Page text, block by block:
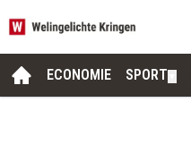
ECONOMIE SPORT